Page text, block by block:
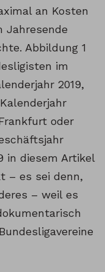
an Kosten
Jahresende
Abbildung 1
im
2019,
oder
in diesem Artikel
– es sei denn,
– weil es